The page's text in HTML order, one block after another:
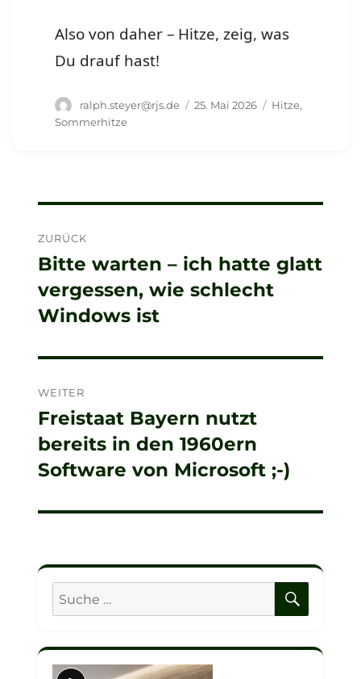
Also von daher – Hitze, zeig, was
Du drauf hast!
Autor
ralph.steyer@rjs.de
Veröffentlicht
25. Mai 2026 Schlagwörter
Hitze,
Sommerhitze
ZURÜCK
Vorheriger
Beitrag:
Bitte warten – ich hatte glatt
vergessen, wie schlecht
Windows ist
WEITER
Nächster
Beitrag:
Freistaat Bayern nutzt
bereits in den 1960ern
Software von Microsoft ;-)
Suche
nach: